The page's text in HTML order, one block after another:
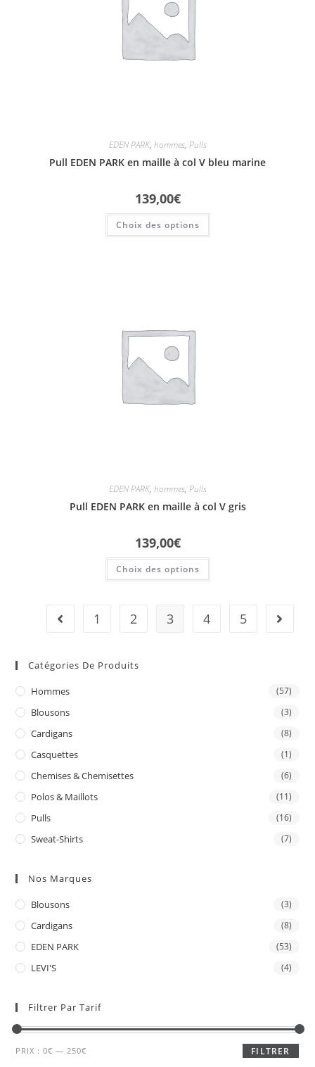
EDEN PARK, hommes, Pulls
Pull EDEN PARK en maille à col V bleu marine
139,00€
Choix des options
EDEN PARK, hommes, Pulls
Pull EDEN PARK en maille à col V gris
139,00€
Choix des options
1 2 3 4 5
Catégories De Produits
Hommes (57)
Blousons (3)
Cardigans (8)
Casquettes (1)
Chemises & Chemisettes (6)
Polos & Maillots (11)
Pulls (16)
Sweat-Shirts (7)
Nos Marques
Blousons (3)
Cardigans (8)
EDEN PARK (53)
LEVI'S (4)
Filtrer Par Tarif
FILTRER
PRIX :0€ — 250€